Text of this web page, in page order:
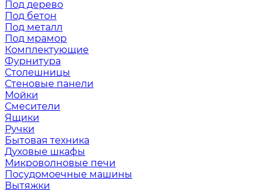
Под дерево
Под бетон
Под металл
Под мрамор
Комплектующие
Фурнитура
Столешницы
Стеновые панели
Мойки
Смесители
Ящики
Ручки
Бытовая техника
Духовые шкафы
Микроволновые печи
Посудомоечные машины
Вытяжки